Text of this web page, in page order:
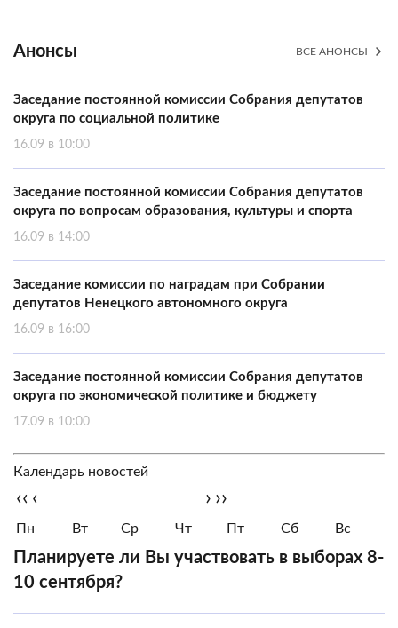
Анонсы ВСЕ АНОНСЫ
Заседание постоянной комиссии Собрания депутатов
округа по социальной политике
16.09 в 10:00
Заседание постоянной комиссии Собрания депутатов
округа по вопросам образования, культуры и спорта
16.09 в 14:00
Заседание комиссии по наградам при Собрании
депутатов Ненецкого автономного округа
16.09 в 16:00
Заседание постоянной комиссии Собрания депутатов
округа по экономической политике и бюджету
17.09 в 10:00
Календарь новостей
‹‹ ‹ › ››
Пн Вт Ср Чт Пт Сб Вс
Планируете ли Вы участвовать в выборах 8-
10 сентября?